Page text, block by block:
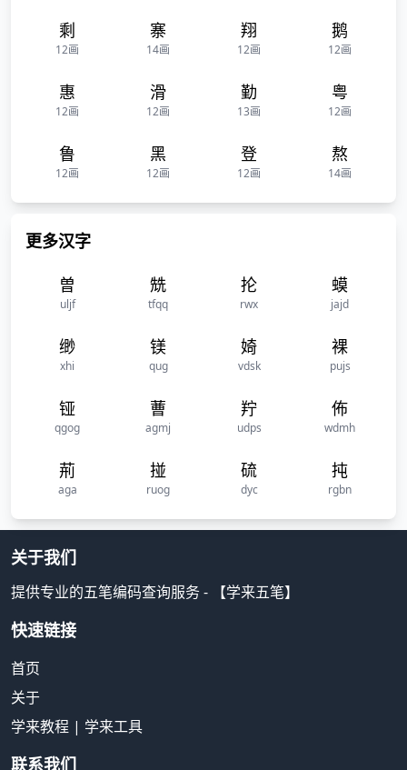
剩
12画
寨
14画
翔
12画
鹅
12画
惠
12画
滑
12画
勤
13画
粤
12画
鲁
12画
黑
12画
登
12画
熬
14画
更多汉字
曽
uljf
兟
tfqq
抡
rwx
蟆
jajd
缈
xhi
镁
qug
婍
vdsk
裸
pujs
铔
qgog
蓸
agmj
羜
udps
佈
wdmh
荊
aga
掽
ruog
硫
dyc
扽
rgbn
关于我们
提供专业的五笔编码查询服务 - 【学来五笔】
快速链接
首页
关于
学来教程 | 学来工具
联系我们